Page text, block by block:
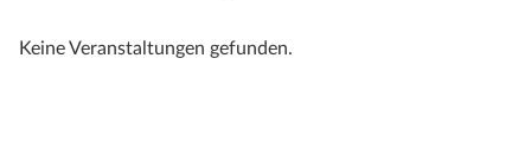
Keine Veranstaltungen gefunden.